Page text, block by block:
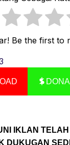
Be the first to
IKLAN
DUKUGAN